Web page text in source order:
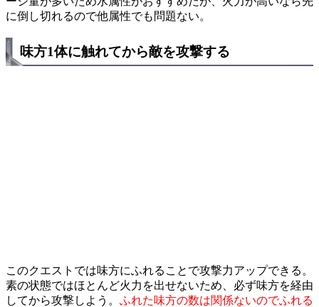
に倒し切れるので他属性でも問題ない。
味方1体に触れてから敵を攻撃する
このクエストでは味方にふれることで攻撃力アップできる。
素の状態ではほとんど火力を出せないため、必ず味方を経由
してから攻撃しよう。 ふれた味方の数は関係ないのでふれる